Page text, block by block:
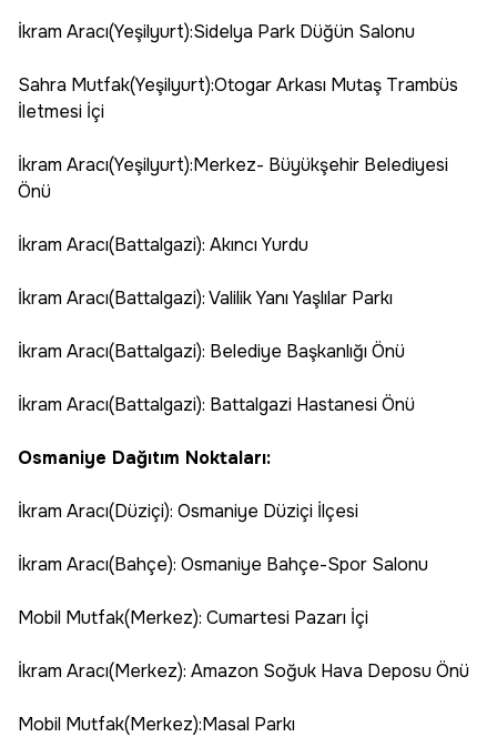
İkram Aracı(Yeşilyurt):Sidelya Park Düğün Salonu
Sahra Mutfak(Yeşilyurt):Otogar Arkası Mutaş Trambüs
İletmesi İçi
İkram Aracı(Yeşilyurt):Merkez- Büyükşehir Belediyesi
Önü
İkram Aracı(Battalgazi): Akıncı Yurdu
İkram Aracı(Battalgazi): Valilik Yanı Yaşlılar Parkı
İkram Aracı(Battalgazi): Belediye Başkanlığı Önü
İkram Aracı(Battalgazi): Battalgazi Hastanesi Önü
Osmaniye Dağıtım Noktaları:
İkram Aracı(Düziçi): Osmaniye Düziçi İlçesi
İkram Aracı(Bahçe): Osmaniye Bahçe-Spor Salonu
Mobil Mutfak(Merkez): Cumartesi Pazarı İçi
İkram Aracı(Merkez): Amazon Soğuk Hava Deposu Önü
Mobil Mutfak(Merkez):Masal Parkı